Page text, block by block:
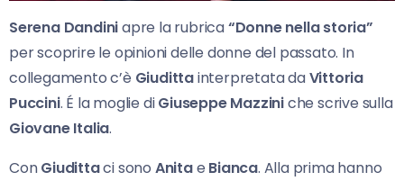
Serena Dandiniapre la rubrica“Donne nella storia”
per scoprire le opinioni delle donne del passato. In
collegamento c’è Giudittainterpretata daVittoria
Puccini. É la moglie diGiuseppe Mazziniche scrive sulla
Giovane Italia.
ConGiudittaci sono Anitae Bianca. Alla prima hanno